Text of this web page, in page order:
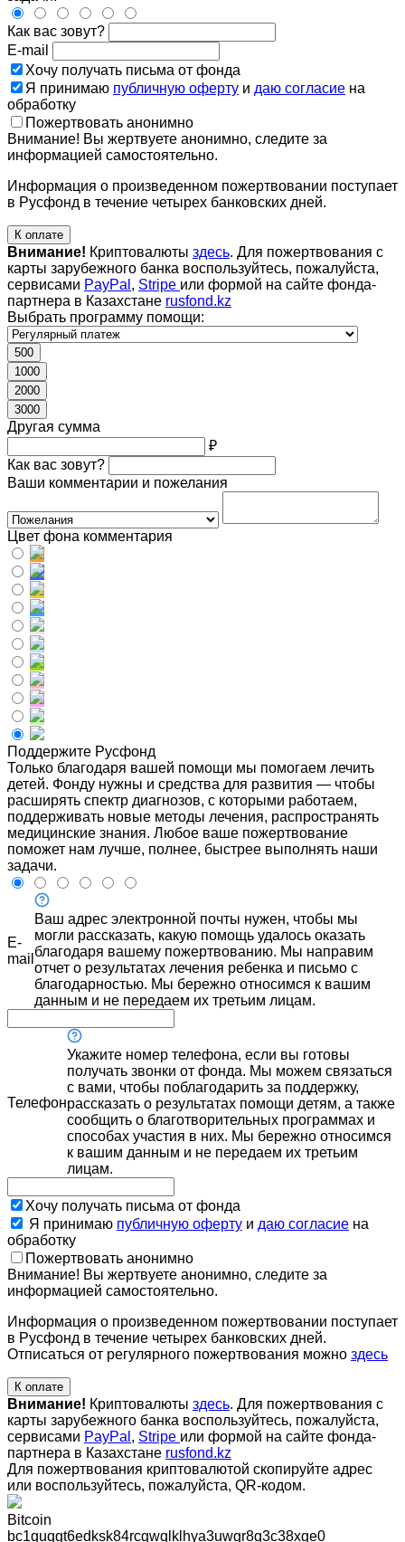
Как вас зовут?
E-mail
Хочу получать письма от фонда
Я принимаю публичную оферту и даю согласие на
обработку
Пожертвовать анонимно
Внимание! Вы жертвуете анонимно, следите за
информацией самостоятельно.
Информация о произведенном пожертвовании поступает
в Русфонд в течение четырех банковских дней.
К оплате
Внимание! Криптовалюты здесь. Для пожертвования с
карты зарубежного банка воспользуйтесь, пожалуйста,
сервисами PayPal , Stripe или формой на сайте фонда-
партнера в Казахстане rusfond.kz
Выбрать программу помощи:
500
1000
2000
3000
Другая сумма
₽
Как вас зовут?
Ваши комментарии и пожелания
Цвет фона комментария
Поддержите Русфонд
Только благодаря вашей помощи мы помогаем лечить
детей. Фонду нужны и средства для развития — чтобы
расширять спектр диагнозов, с которыми работаем,
поддерживать новые методы лечения, распространять
медицинские знания. Любое ваше пожертвование
поможет нам лучше, полнее, быстрее выполнять наши
задачи.
E-
mail
Ваш адрес электронной почты нужен, чтобы мы
могли рассказать, какую помощь удалось оказать
благодаря вашему пожертвованию. Мы направим
отчет о результатах лечения ребенка и письмо с
благодарностью. Мы бережно относимся к вашим
данным и не передаем их третьим лицам.
Телефон
Укажите номер телефона, если вы готовы
получать звонки от фонда. Мы можем связаться
с вами, чтобы поблагодарить за поддержку,
рассказать о результатах помощи детям, а также
сообщить о благотворительных программах и
способах участия в них. Мы бережно относимся
к вашим данным и не передаем их третьим
лицам.
Хочу получать письма от фонда
Я принимаю публичную оферту и даю согласие на
обработку
Пожертвовать анонимно
Внимание! Вы жертвуете анонимно, следите за
информацией самостоятельно.
Информация о произведенном пожертвовании поступает
в Русфонд в течение четырех банковских дней.
Отписаться от регулярного пожертвования можно здесь
К оплате
Внимание! Криптовалюты здесь. Для пожертвования с
карты зарубежного банка воспользуйтесь, пожалуйста,
сервисами PayPal , Stripe или формой на сайте фонда-
партнера в Казахстане rusfond.kz
Для пожертвования криптовалютой скопируйте адрес
или воспользуйтесь, пожалуйста, QR-кодом.
Bitcoin
bc1quqgt6edksk84rcgwqlklhya3uwgr8g3c38xge0